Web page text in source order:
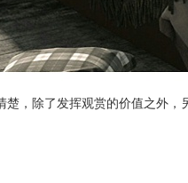
，除了发挥观赏的价值之外